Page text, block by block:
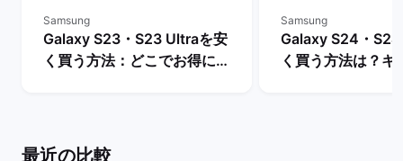
Samsung
Galaxy S23・S23 Ultraを安
く買う方法：どこでお得に購
Samsung
Galaxy S24・
く買う方法は？キ
最近の比較